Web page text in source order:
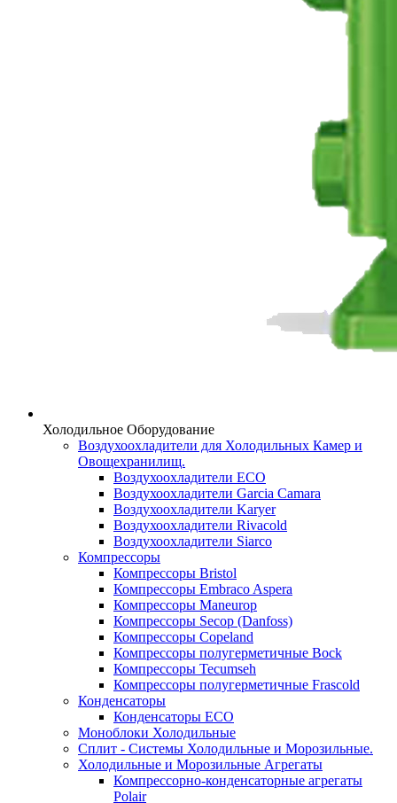
Холодильное Оборудование
Воздухоохладители для Холодильных Камер и
Овощехранилищ.
Воздухоохладители ECO
Воздухоохладители Garcia Camara
Воздухоохладители Karyer
Воздухоохладители Rivacold
Воздухоохладители Siarco
Компрессоры
Компрессоры Bristol
Компрессоры Embraco Aspera
Компрессоры Maneurop
Компрессоры Secop (Danfoss)
Компрессоры Copeland
Компрессоры полугерметичные Bock
Компрессоры Tecumseh
Компрессоры полугерметичные Frascold
Конденсаторы
Конденсаторы ECO
Моноблоки Холодильные
Сплит - Системы Холодильные и Морозильные.
Холодильные и Морозильные Агрегаты
Компрессорно-конденсаторные агрегаты
Polair